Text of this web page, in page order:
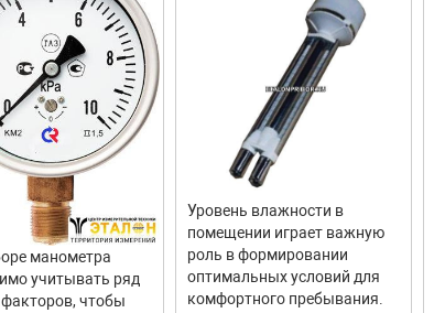
манометра
учитывать ряд
чтобы
Уровень влажности в
помещении играет важную
роль в формировании
оптимальных условий для
комфортного пребывания.